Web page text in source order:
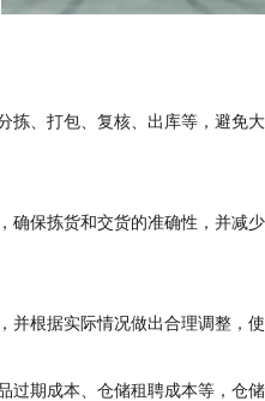
拣、打包、复核、出库等，避免
确保拣货和交货的准确性，并减
根据实际情况做出合理调整，
过期成本、仓储租聘成本等，仓